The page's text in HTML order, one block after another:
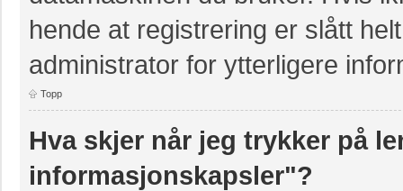
hende at registrering er slått
administrator for ytterligere
Topp
Hva skjer når jeg trykker på
informasjonskapsler"?